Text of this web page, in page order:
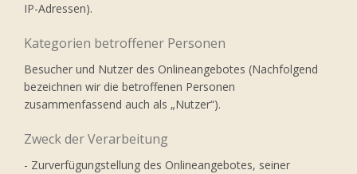
IP-Adressen).
Kategorien betroffener Personen
Besucher und Nutzer des Onlineangebotes (Nachfolgend
bezeichnen wir die betroffenen Personen
zusammenfassend auch als „Nutzer“).
Zweck der Verarbeitung
- Zurverfügungstellung des Onlineangebotes, seiner